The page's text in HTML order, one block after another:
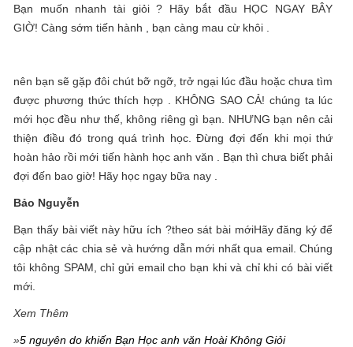
Bạn muốn nhanh tài giỏi ? Hãy bắt đầu HỌC NGAY BÂY
GIỜ! Càng sớm tiến hành , bạn càng mau cừ khôi .
nên bạn sẽ gặp đôi chút bỡ ngỡ, trở ngại lúc đầu hoặc chưa tìm
được phương thức thích hợp . KHÔNG SAO CẢ! chúng ta lúc
mới học đều như thế, không riêng gì bạn. NHƯNG bạn nên cải
thiện điều đó trong quá trình học. Đừng đợi đến khi mọi thứ
hoàn hảo rồi mới tiến hành học anh văn . Bạn thì chưa biết phải
đợi đến bao giờ! Hãy học ngay bữa nay .
Bảo Nguyễn
Bạn thấy bài viết này hữu ích ?theo sát bài mớiHãy đăng ký để
cập nhật các chia sẻ và hướng dẫn mới nhất qua email. Chúng
tôi không SPAM, chỉ gửi email cho bạn khi và chỉ khi có bài viết
mới.
Xem Thêm
»5 nguyên do khiến Bạn Học anh văn Hoài Không Giỏi